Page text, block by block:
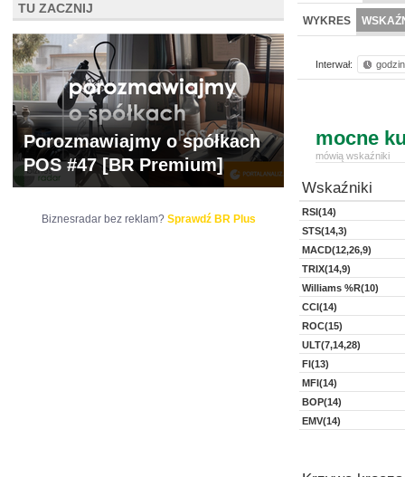
WYCENA BR
WYKRES
Interwał:
mocne
mówią wskaźniki
Wskaźniki
RSI(14)
STS(14,3)
MACD(12,26,9)
TRIX(14,9)
Williams %R(10)
CCI(14)
ROC(15)
ULT(7,14,28)
FI(13)
MFI(14)
BOP(14)
EMV(14)
TU ZACZNIJ
Porozmawiajmy o spółkach
POS #47 [BR Premium]
Biznesradar bez reklam? Sprawdź BR Plus